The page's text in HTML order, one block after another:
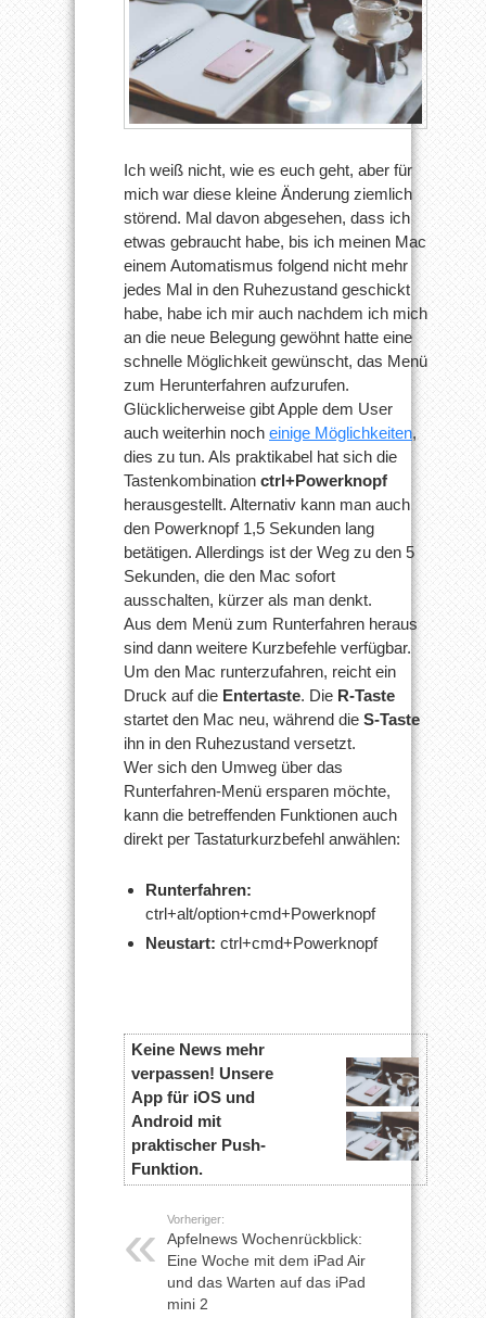
Ich weiß nicht, wie es euch geht, aber für
mich war diese kleine Änderung ziemlich
störend. Mal davon abgesehen, dass ich
etwas gebraucht habe, bis ich meinen Mac
einem Automatismus folgend nicht mehr
jedes Mal in den Ruhezustand geschickt
habe, habe ich mir auch nachdem ich mich
an die neue Belegung gewöhnt hatte eine
schnelle Möglichkeit gewünscht, das Menü
zum Herunterfahren aufzurufen.
Glücklicherweise gibt Apple dem User
auch weiterhin noch einige Möglichkeiten,
dies zu tun. Als praktikabel hat sich die
Tastenkombination ctrl+Powerknopf
herausgestellt. Alternativ kann man auch
den Powerknopf 1,5 Sekunden lang
betätigen. Allerdings ist der Weg zu den 5
Sekunden, die den Mac sofort
ausschalten, kürzer als man denkt.
Aus dem Menü zum Runterfahren heraus
sind dann weitere Kurzbefehle verfügbar.
Um den Mac runterzufahren, reicht ein
Druck auf die Entertaste. Die R-Taste
startet den Mac neu, während die S-Taste
ihn in den Ruhezustand versetzt.
Wer sich den Umweg über das
Runterfahren-Menü ersparen möchte,
kann die betreffenden Funktionen auch
direkt per Tastaturkurzbefehl anwählen:
Runterfahren:
ctrl+alt/option+cmd+Powerknopf
Neustart: ctrl+cmd+Powerknopf
Keine News mehr
verpassen! Unsere
App für iOS und
Android mit
praktischer Push-
Funktion.
Vorheriger:
Apfelnews Wochenrückblick:
Eine Woche mit dem iPad Air
und das Warten auf das iPad
mini 2